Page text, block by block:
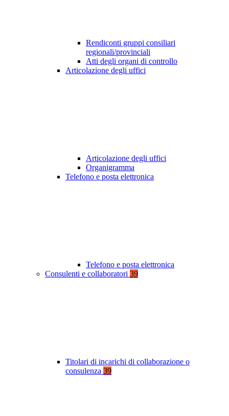
Rendiconti gruppi consiliari
regionali/provinciali
Atti degli organi di controllo
Articolazione degli uffici
Articolazione degli uffici
Organigramma
Telefono e posta elettronica
Telefono e posta elettronica
Consulenti e collaboratori 39
Titolari di incarichi di collaborazione o
consulenza 39